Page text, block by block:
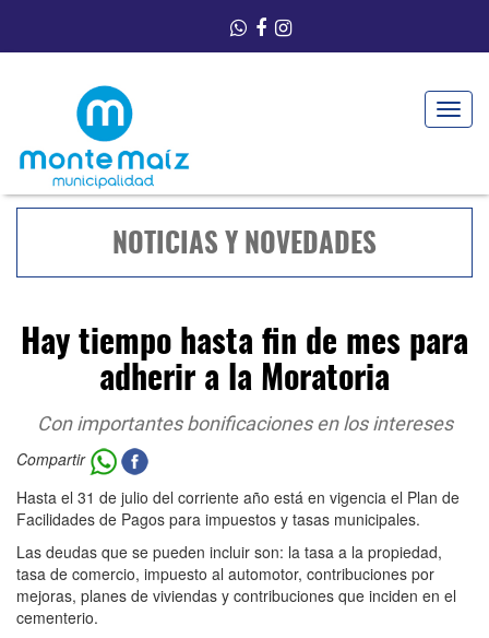
Toggle
NOTICIAS Y NOVEDADES
Hay tiempo hasta fin de mes para
adherir a la Moratoria
Con importantes bonificaciones en los intereses
Compartir
Hasta el 31 de julio del corriente año está en vigencia el Plan de
Facilidades de Pagos para impuestos y tasas municipales.
Las deudas que se pueden incluir son: la tasa a la propiedad,
tasa de comercio, impuesto al automotor, contribuciones por
mejoras, planes de viviendas y contribuciones que inciden en el
cementerio.